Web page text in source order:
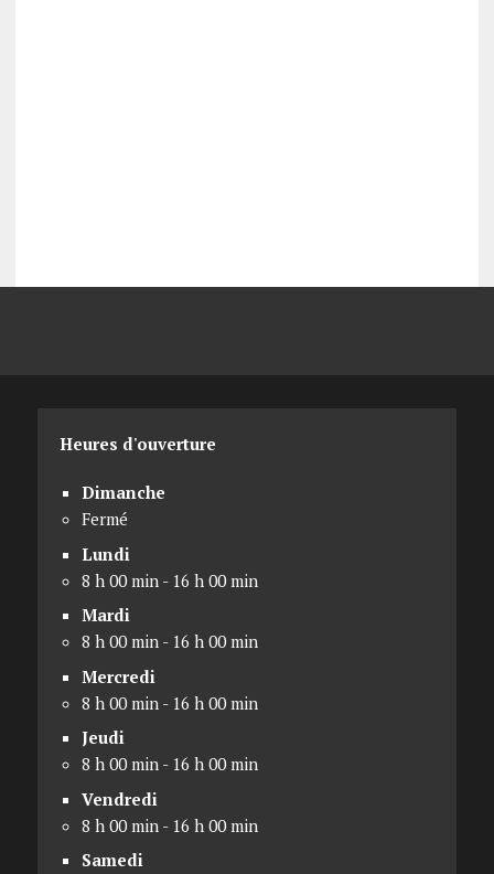
Heures d'ouverture
Dimanche
Fermé
Lundi
8 h 00 min - 16 h 00 min
Mardi
8 h 00 min - 16 h 00 min
Mercredi
8 h 00 min - 16 h 00 min
Jeudi
8 h 00 min - 16 h 00 min
Vendredi
8 h 00 min - 16 h 00 min
Samedi